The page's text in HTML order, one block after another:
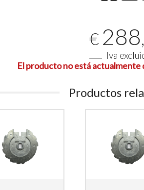
€ 288
Iva
El producto no está actualmente
Productos
Lector de
Pulseras
12Vcc
Lector
con salida